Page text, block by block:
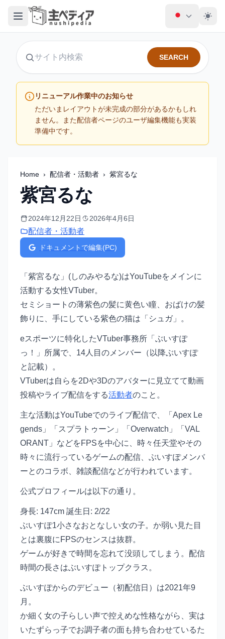
サイト内検索
SEARCH
リニューアル作業中のお知らせ
ただいまレイアウトが未完成の部分があるかもしれ
ません。また配信者ページのユーザ編集機能も実装
準備中です。
Home › 配信者・活動者 › 紫宮るな
紫宮るな
2024年12月22日 2026年4月6日
配信者・活動者
ドキュメントで編集(PC)
「紫宮るな」(しのみやるな)はYouTubeをメインに
活動する女性VTuber。
セミショートの薄紫色の髪に黄色い瞳、おばけの髪
飾りに、手にしている紫色の猫は「シュガ」。
eスポーツに特化したVTuber事務所「ぶいすぽ
っ！」所属で、14人目のメンバー（以降ぶいすぽ
と記載）。
VTuberは自らを2Dや3Dのアバターに見立てて動画
投稿やライブ配信をする活動者のこと。
主な活動はYouTubeでのライブ配信で、「Apex Le
gends」「スプラトゥーン」「Overwatch」「VAL
ORANT」などをFPSを中心に、時々任天堂やその
時々に流行っているゲームの配信、ぶいすぽメンバ
ーとのコラボ、雑談配信などが行われています。
公式プロフィールは以下の通り。
身長: 147cm 誕生日: 2/22
ぶいすぽ1小さなおとなしい女の子。か弱い見た目
とは裏腹にFPSのセンスは抜群。
ゲームが好きで時間を忘れて没頭してしまう。配信
時間の長さはぶいすぽトップクラス。
ぶいすぽからのデビュー（初配信日）は2021年9
月。
か細く女の子らしい声で控えめな性格ながら、実は
いたずらっ子でお調子者の面も持ち合わせているた